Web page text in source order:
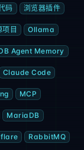
码 浏览器插件
项目 Ollama
Agent Memory
Claude Code
MCP
MariaDB
RabbitMQ